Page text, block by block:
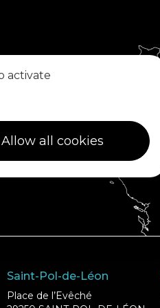
Saint-Pol-de-Léon
Place de l’Evêché
activate
Allow all cookies